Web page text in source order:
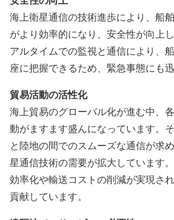
海上衛星通信の技術進歩により、船
がより効率的になり、安全性が向上
アルタイムでの監視と通信により、
座に把握できるため、緊急事態にも
貿易活動の活性化
海上貿易のグローバル化が進む中、
動がますます盛んになっています。
と陸地の間でのスムーズな通信が求
星通信技術の需要が拡大しています
効率化や輸送コストの削減が実現さ
貢献しています。